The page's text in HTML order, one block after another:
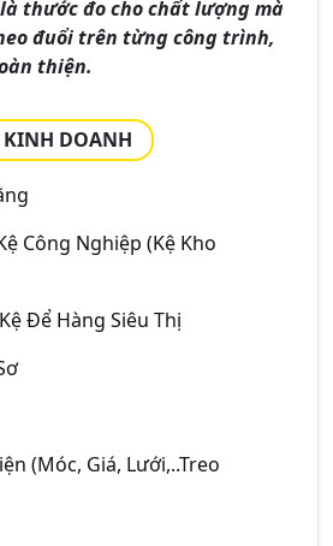
thước đo cho chất lượng mà
đuổi trên từng công trình,
thiện.
DOANH
Công Nghiệp (Kệ Kho
Để Hàng Siêu Thị
(Móc, Giá, Lưới,..Treo